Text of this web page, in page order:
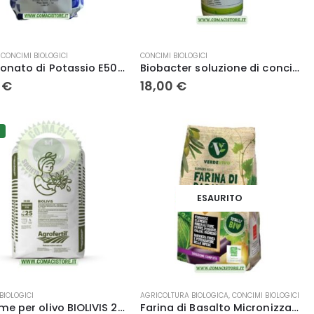
CONCIMI BIOLOGICI
Bicarbonato di Potassio E501 per Piante e Giardino – Elevata Solubilità e Purezza
€
CONCIMI BIOLOGICI
Biobacter soluzione di concime a base di zinco (Zn) 1L. L.G. Italia
18,00 €
Concime per olivo BIOLIVIS 25Kg concime organico con boro biologico
ESAURITO
prodotto
AGRICOLTURA BIOLOGICA, CONCIMI BIOLOGICI
Farina di Basalto Micronizzata tipo XF